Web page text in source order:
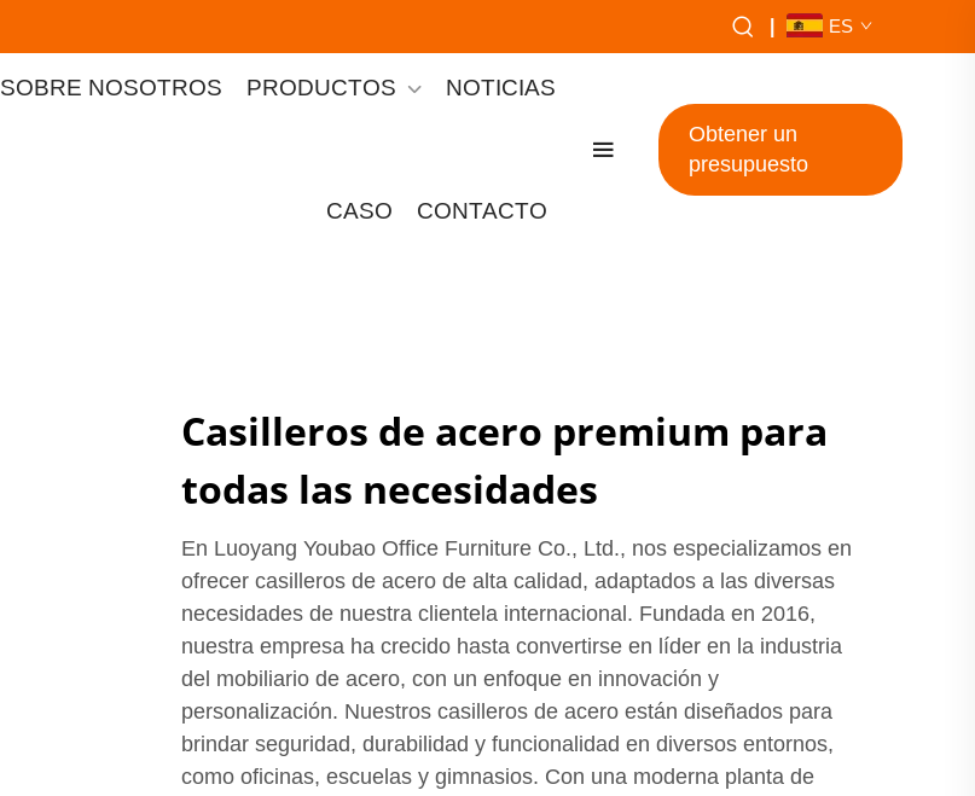
ES
SOBRE NOSOTROS PRODUCTOS NOTICIAS
CASO CONTACTO
Obtener un
presupuesto
Casilleros de acero premium para
todas las necesidades
En Luoyang Youbao Office Furniture Co., Ltd., nos especializamos en
ofrecer casilleros de acero de alta calidad, adaptados a las diversas
necesidades de nuestra clientela internacional. Fundada en 2016,
nuestra empresa ha crecido hasta convertirse en líder en la industria
del mobiliario de acero, con un enfoque en innovación y
personalización. Nuestros casilleros de acero están diseñados para
brindar seguridad, durabilidad y funcionalidad en diversos entornos,
como oficinas, escuelas y gimnasios. Con una moderna planta de